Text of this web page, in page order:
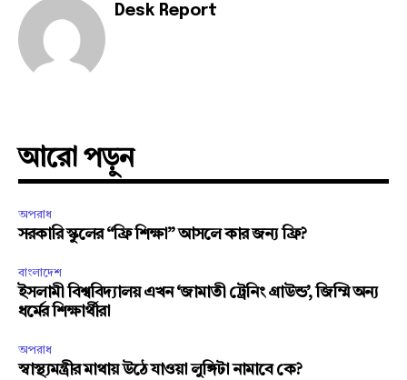
Desk Report
আরো পড়ুন
অপরাধ
সরকারি স্কুলের “ফ্রি শিক্ষা” আসলে কার জন্য ফ্রি?
বাংলাদেশ
ইসলামী বিশ্ববিদ্যালয় এখন ‘জামাতী ট্রেনিং গ্রাউন্ড’, জিম্মি অন্য
ধর্মের শিক্ষার্থীরা
অপরাধ
স্বাস্থ্যমন্ত্রীর মাথায় উঠে যাওয়া লুঙ্গিটা নামাবে কে?